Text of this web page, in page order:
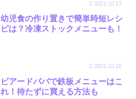
2021.10.17
幼児食の作り置きで簡単時短レシ
ピは？冷凍ストックメニューも！
2021.10.16
ビアードパパで鉄板メニューはこ
れ！待たずに買える方法も